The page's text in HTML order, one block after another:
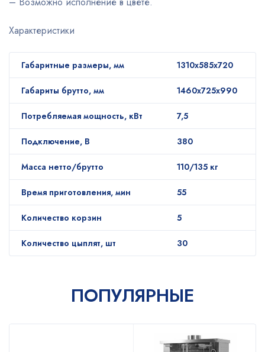
Характеристики
Габаритные размеры, мм 1310х585х720
Габариты брутто, мм 1460х725х990
Потребляемая мощность, кВт 7,5
Подключение, В 380
Масса нетто/брутто 110/135 кг
Время приготовления, мин 55
Количество корзин 5
Количество цыплят, шт 30
ПОПУЛЯРНЫЕ